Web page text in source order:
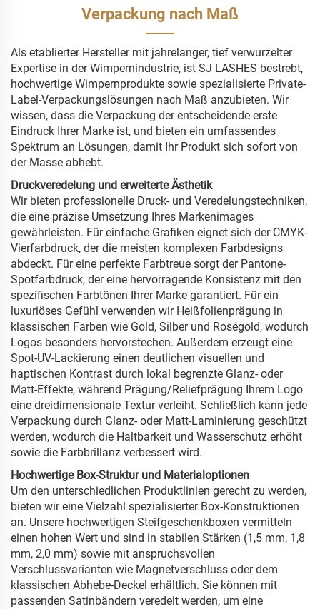
Verpackung nach Maß
Als etablierter Hersteller mit jahrelanger, tief verwurzelter
Expertise in der Wimpernindustrie, ist SJ LASHES bestrebt,
hochwertige Wimpernprodukte sowie spezialisierte Private-
Label-Verpackungslösungen nach Maß anzubieten. Wir
wissen, dass die Verpackung der entscheidende erste
Eindruck Ihrer Marke ist, und bieten ein umfassendes
Spektrum an Lösungen, damit Ihr Produkt sich sofort von
der Masse abhebt.
Druckveredelung und erweiterte Ästhetik
Wir bieten professionelle Druck- und Veredelungstechniken,
die eine präzise Umsetzung Ihres Markenimages
gewährleisten. Für einfache Grafiken eignet sich der CMYK-
Vierfarbdruck, der die meisten komplexen Farbdesigns
abdeckt. Für eine perfekte Farbtreue sorgt der Pantone-
Spotfarbdruck, der eine hervorragende Konsistenz mit den
spezifischen Farbtönen Ihrer Marke garantiert. Für ein
luxuriöses Gefühl verwenden wir Heißfolienprägung in
klassischen Farben wie Gold, Silber und Roségold, wodurch
Logos besonders hervorstechen. Außerdem erzeugt eine
Spot-UV-Lackierung einen deutlichen visuellen und
haptischen Kontrast durch lokal begrenzte Glanz- oder
Matt-Effekte, während Prägung/Reliefprägung Ihrem Logo
eine dreidimensionale Textur verleiht. Schließlich kann jede
Verpackung durch Glanz- oder Matt-Laminierung geschützt
werden, wodurch die Haltbarkeit und Wasserschutz erhöht
sowie die Farbbrillanz verbessert wird.
Hochwertige Box-Struktur und Materialoptionen
Um den unterschiedlichen Produktlinien gerecht zu werden,
bieten wir eine Vielzahl spezialisierter Box-Konstruktionen
an. Unsere hochwertigen Steifgeschenkboxen vermitteln
einen hohen Wert und sind in stabilen Stärken (1,5 mm, 1,8
mm, 2,0 mm) sowie mit anspruchsvollen
Verschlussvarianten wie Magnetverschluss oder dem
klassischen Abhebe-Deckel erhältlich. Sie können mit
passenden Satinbändern veredelt werden, um eine